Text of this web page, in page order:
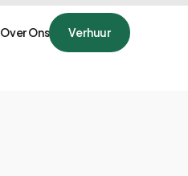
Over Ons Verhuur